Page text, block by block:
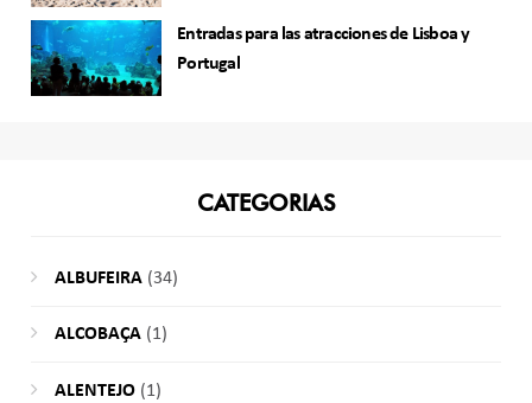
Entradas para las atracciones de Lisboa y
Portugal
CATEGORIAS
ALBUFEIRA(34)
ALCOBAÇA(1)
ALENTEJO(1)